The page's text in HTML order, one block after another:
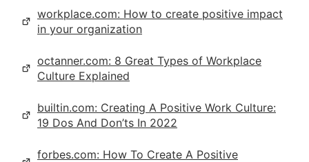
workplace.com: How to create positive impact
in your organization
octanner.com: 8 Great Types of Workplace
Culture Explained
builtin.com: Creating A Positive Work Culture:
19 Dos And Don’ts In 2022
forbes.com: How To Create A Positive